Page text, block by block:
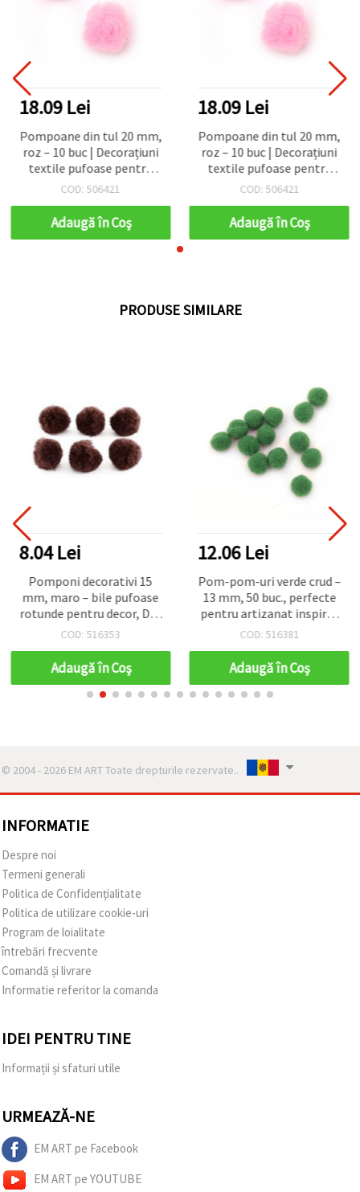
18.09 Lei
Pompoane din tul 20 mm,
roz – 10 buc | Decorațiuni
textile pufoase pentru
hobby, scrapbooking,
pentru petreceri
COD: 506421
Adaugă în Coş
18.09 Lei
Pompoane din tul 20 mm,
roz – 10 buc | Decorațiuni
textile pufoase pentru
hobby, scrapbooking,
pentru petreceri
COD: 506421
Adaugă în Coş
PRODUSE SIMILARE
8.04 Lei
Pomponi decorativi 15
mm, maro – bile pufoase
rotunde pentru decor, DIY,
craft, aplicații și
COD: 516353
Adaugă în Coş
12.06 Lei
Pom-pom-uri verde crud –
13 mm, 50 buc., perfecte
pentru artizanat inspirat
de natură, decorațiuni DIY
COD: 516381
Adaugă în Coş
© 2004 - 2026 EM ART Toate drepturile rezervate..
INFORMATIE
Despre noi
Termeni generali
Politica de Confidențialitate
Politica de utilizare cookie-uri
Program de loialitate
întrebări frecvente
Comandă și livrare
Informatie referitor la comanda
IDEI PENTRU TINE
Informații și sfaturi utile
URMEAZĂ-NE
EM ART pe Facebook
EM ART pe YOUTUBE